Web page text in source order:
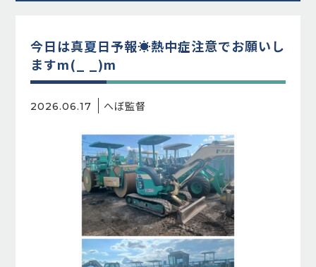
今日は真夏日予報☀️熱中症注意でお願いし
ますm(_ _)m
2026.06.17 へぼ監督